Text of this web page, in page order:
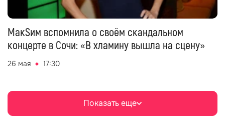
МакSим вспомнила о своём скандальном
концерте в Сочи: «В хламину вышла на сцену»
26 мая 17:30
Показать еще